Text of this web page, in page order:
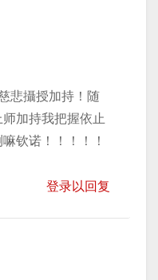
悲攝授加持！随
加持我把握依止
钦诺！！！！！
登录以回复